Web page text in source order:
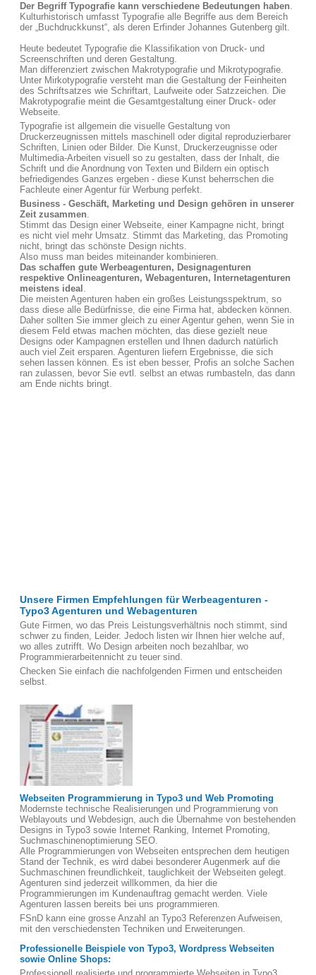
Der Begriff Typografie kann verschiedene Bedeutungen haben.
Kulturhistorisch umfasst Typografie alle Begriffe aus dem Bereich
der „Buchdruckkunst“, als deren Erfinder Johannes Gutenberg gilt.
Heute bedeutet Typografie die Klassifikation von Druck- und
Screenschriften und deren Gestaltung.
Man differenziert zwischen Makrotypografie und Mikrotypografie.
Unter Mirkotypografie versteht man die Gestaltung der Feinheiten
des Schriftsatzes wie Schriftart, Laufweite oder Satzzeichen. Die
Makrotypografie meint die Gesamtgestaltung einer Druck- oder
Webseite.
Typografie ist allgemein die visuelle Gestaltung von
Druckerzeugnissen mittels maschinell oder digital reproduzierbarer
Schriften, Linien oder Bilder. Die Kunst, Druckerzeugnisse oder
Multimedia-Arbeiten visuell so zu gestalten, dass der Inhalt, die
Schrift und die Anordnung von Texten und Bildern ein optisch
befriedigendes Ganzes ergeben - diese Kunst beherrschen die
Fachleute einer Agentur für Werbung perfekt.
Business - Geschäft, Marketing und Design gehören in unserer
Zeit zusammen.
Stimmt das Design einer Webseite, einer Kampagne nicht, bringt
es nicht viel mehr Umsatz. Stimmt das Marketing, das Promoting
nicht, bringt das schönste Design nichts.
Also muss man beides miteinander kombinieren.
Das schaffen gute Werbeagenturen, Designagenturen
respektive Onlineagenturen, Webagenturen, Internetagenturen
meistens ideal .
Die meisten Agenturen haben ein großes Leistungsspektrum, so
dass diese alle Bedürfnisse, die eine Firma hat, abdecken können.
Daher sollten Sie immer gleich zu einer Agentur gehen, wenn Sie in
diesem Feld etwas machen möchten, das diese gezielt neue
Designs oder Kampagnen erstellen und Ihnen dadurch natürlich
auch viel Zeit ersparen. Agenturen liefern Ergebnisse, die sich
sehen lassen können. Es ist eben besser, Profis an solche Sachen
ran zulassen, bevor Sie evtl. selbst an etwas rumbasteln, das dann
am Ende nichts bringt.
Unsere Firmen Empfehlungen für Werbeagenturen -
Typo3 Agenturen und Webagenturen
Gute Firmen, wo das Preis Leistungsverhältnis noch stimmt, sind
schwer zu finden, Leider. Jedoch listen wir Ihnen hier welche auf,
wo alles zutrifft. Wo Design arbeiten noch bezahlbar, wo
Programmierarbeitennicht zu teuer sind.
Checken Sie einfach die nachfolgenden Firmen und entscheiden
selbst.
Webseiten Programmierung in Typo3 und Web Promoting
Modernste technische Realisierungen und Programmierung von
Weblayouts und Webdesign, auch die Übernahme von bestehenden
Designs in Typo3 sowie Internet Ranking, Internet Promoting,
Suchmaschinenoptimierung SEO.
Alle Programmierungen von Webseiten entsprechen dem heutigen
Stand der Technik, es wird dabei besonderer Augenmerk auf die
Suchmaschinen freundlichkeit, tauglichkeit der Webseiten gelegt.
Agenturen sind jederzeit willkommen, da hier die
Programmierungen im Kundenauftrag gemacht werden. Viele
Agenturen lassen bereits bei uns programmieren.
FSnD kann eine grosse Anzahl an Typo3 Referenzen Aufweisen,
mit den verschiedensten Techniken und Erweiterungen.
Professionelle Beispiele von Typo3, Wordpress Webseiten
sowie Online Shops: